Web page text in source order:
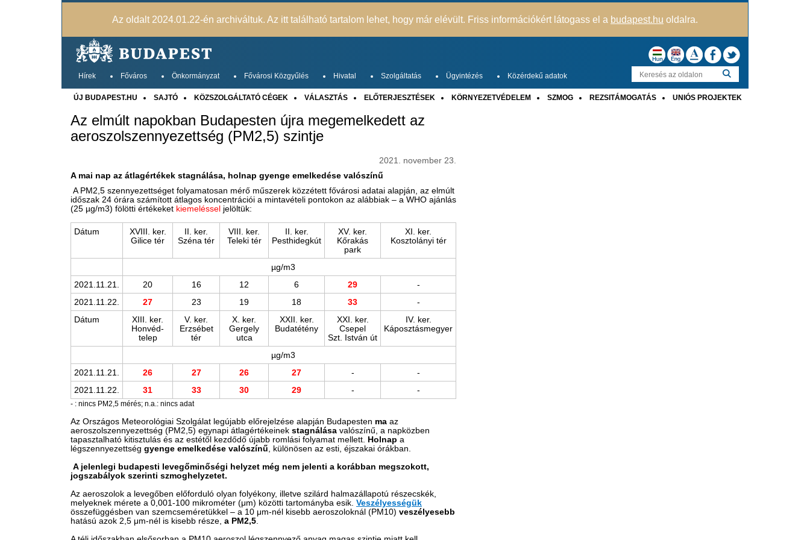
Az oldalt 2024.01.22-én archiváltuk. Az itt található tartalom lehet, hogy már elévült. Friss információkért látogass el a budapest.hu oldalra.
Hírek Főváros Önkormányzat Fővárosi Közgyűlés Hivatal Szolgáltatás Ügyintézés Közérdekű adatok
ÚJ BUDAPEST.HU SAJTÓ KÖZSZOLGÁLTATÓ CÉGEK VÁLASZTÁS ELŐTERJESZTÉSEK KÖRNYEZETVÉDELEM SZMOG REZSITÁMOGATÁS UNIÓS PROJEKTEK
Az elmúlt napokban Budapesten újra megemelkedett az
aeroszolszennyezettség (PM2,5) szintje
2021. november 23.
A mai nap az átlagértékek stagnálása, holnap gyenge emelkedése valószínű
A PM2,5 szennyezettséget folyamatosan mérő műszerek közzétett fővárosi adatai alapján, az elmúlt
időszak 24 órára számított átlagos koncentrációi a mintavételi pontokon az alábbiak – a WHO ajánlás
(25 µg/m3) fölötti értékeket kiemeléssel jelöltük:
Dátum
XVIII. ker.
Gilice tér
II. ker.
Széna tér
VIII. ker.
Teleki tér
II. ker.
Pesthidegkút
XV. ker.
Kőrakás
park
XI. ker.
Kosztolányi tér
µg/m3 ​​ ​ ​ ​ ​
2021.11.21.
20 16 12 6 29
-
2021.11.22.
27 23 19 18 33
-
Dátum
XIII. ker.
Honvéd-
telep
V. ker.
Erzsébet
tér
X. ker.
Gergely
utca
XXII. ker.
Budatétény
XXI. ker.
Csepel
Szt. István út
IV. ker.
Káposztásmegyer
​µg/m3 ​ ​ ​ ​ ​
2021.11.21.
26 27 26 27 -
-
2021.11.22.
31 33 30 29 - -
- : nincs PM2,5 mérés; n.a.: nincs adat
Az Országos Meteorológiai Szolgálat legújabb előrejelzése alapján Budapesten ma az
aeroszolszennyezettség (PM2,5) egynapi átlagértékeinek stagnálása valószínű, a napközben
tapasztalható kitisztulás és az estétől kezdődő újabb romlási folyamat mellett. Holnap a
légszennyezettség gyenge emelkedése valószínű , különösen az esti, éjszakai órákban.
A jelenlegi budapesti levegőminőségi helyzet még nem jelenti a korábban megszokott,
jogszabályok szerinti szmoghelyzetet.
Az aeroszolok a levegőben előforduló olyan folyékony, illetve szilárd halmazállapotú részecskék,
melyeknek mérete a 0,001-100 mikrométer (μm) közötti tartományba esik. Veszélyességük
összefüggésben van szemcseméretükkel – a 10 μm-nél kisebb aeroszoloknál (PM10) veszélyesebb
hatású azok 2,5 μm-nél is kisebb része, a PM2,5